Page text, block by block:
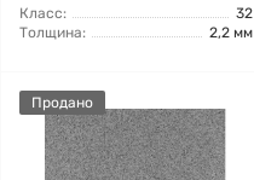
Класс:
32
Толщина:
2,2 мм
Продано